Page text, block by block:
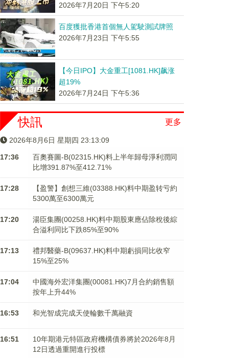
2026年7月20日 下午5:20
百度獲批香港首個無人駕駛測試牌照
2026年7月23日 下午5:55
【今日IPO】大金重工[1081.HK]飙涨
超19%
2026年7月24日 下午5:36
更多
快訊
2026年8月6日 星期四 23:13:10
17:36
百奧賽圖-B(02315.HK)料上半年歸母淨利潤同
比增391.87%至412.71%
17:28
【盈警】創想三維(03388.HK)料中期盈转亏約
5300萬至6300萬元
17:20
湯臣集團(00258.HK)料中期股東應佔除稅後綜
合溢利同比下跌85%至90%
17:13
禮邦醫藥-B(09637.HK)料中期虧損同比收窄
15%至25%
17:04
中國海外宏洋集團(00081.HK)7月合約銷售額
按年上升44%
16:53 和光智成完成天使輪數千萬融資
16:51
10年期港元特區政府機構債券將於2026年8月
12日透過重開進行投標